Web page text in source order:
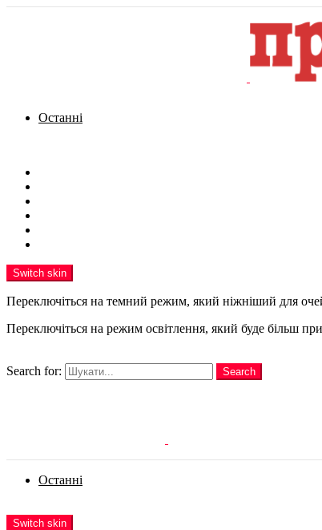
Останні
Switch skin
Переключіться на темний режим, який ніжніший для
Переключіться на режим освітлення, який буде більш
Search for:
Search
Останні
Switch skin